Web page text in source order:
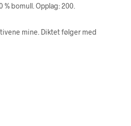
bomull. Opplag: 200.
mine. Diktet følger med